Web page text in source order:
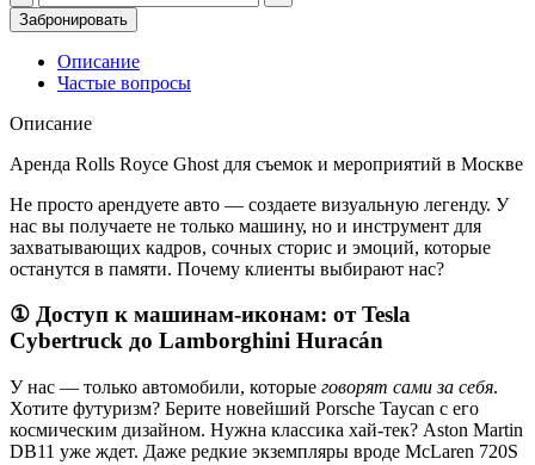
товара
Rolls
Royce
Ghost
для
съемок
мероприятий
Забронировать
Описание
Частые вопросы
Описание
Аренда Rolls Royce Ghost для съемок и мероприятий в Москве
Не просто арендуете авто — создаете визуальную легенду. У
нас вы получаете не только машину, но и инструмент для
захватывающих кадров, сочных сторис и эмоций, которые
останутся в памяти. Почему клиенты выбирают нас?
① Доступ к машинам-иконам: от Tesla
Cybertruck до Lamborghini Huracán
У нас — только автомобили, которые говорят сами за себя.
Хотите футуризм? Берите новейший Porsche Taycan с его
космическим дизайном. Нужна классика хай-тек? Aston Martin
DB11 уже ждет. Даже редкие экземпляры вроде McLaren 720S